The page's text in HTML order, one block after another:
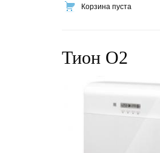
Корзина пуста
Тион О2